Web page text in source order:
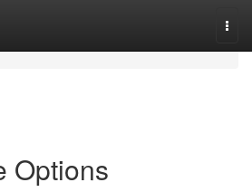
Options